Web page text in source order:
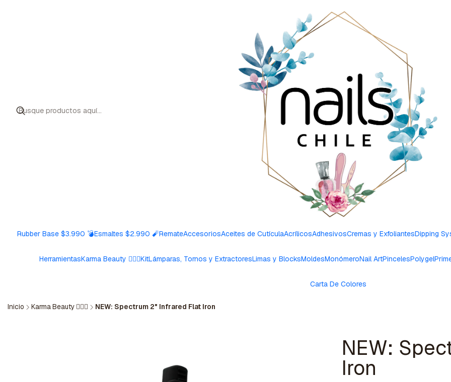
Rubber Base $3.990 💣Esmaltes $2.990 🧨RemateAccesoriosAceites de CutículaAcrílicosAdhesivosCremas y ExfoliantesDipping
HerramientasKarma Beauty 🧘🏼‍♀️KitLámparas, Tornos y ExtractoresLimas y BlocksMoldesMonómeroNail ArtPincelesPolygel
Carta De Colores
Inicio Karma Beauty 🧘🏼‍♀️ NEW: Spectrum 2" Infrared Flat Iron
NEW:
Iron